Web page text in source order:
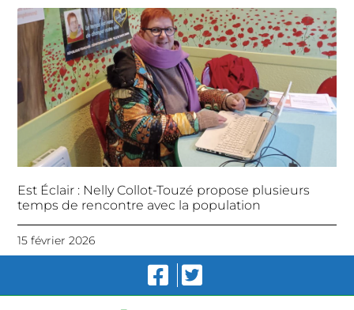
Est Éclair : Nelly Collot-Touzé propose plusieurs
temps de rencontre avec la population
15 février 2026